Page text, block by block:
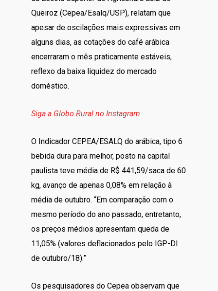
Queiroz (Cepea/Esalq/USP), relatam que
apesar de oscilações mais expressivas em
alguns dias, as cotações do café arábica
encerraram o mês praticamente estáveis,
reflexo da baixa liquidez do mercado
doméstico.
Siga a Globo Rural no Instagram
O Indicador CEPEA/ESALQ do arábica, tipo 6
bebida dura para melhor, posto na capital
paulista teve média de R$ 441,59/saca de 60
kg, avanço de apenas 0,08% em relação à
média de outubro. “Em comparação com o
mesmo período do ano passado, entretanto,
os preços médios apresentam queda de
11,05% (valores deflacionados pelo IGP-DI
de outubro/18).”
Os pesquisadores do Cepea observam que